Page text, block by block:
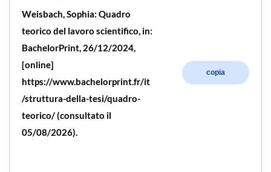
Weisbach, Sophia: Quadro
teorico del lavoro scientifico, in:
BachelorPrint, 26/12/2024,
[online]
https://www.bachelorprint.fr/it
/struttura-della-tesi/quadro-
teorico/ (consultato il
05/08/2026).
copia